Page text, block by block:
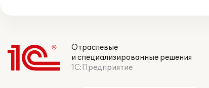
Отраслевые
и специализированные решения
1С:Предприятие